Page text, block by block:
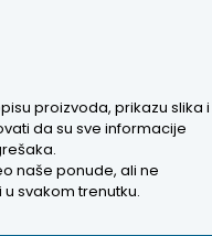
proizvoda, prikazu slika i
da su sve informacije
naše ponude, ali ne
svakom trenutku.
da